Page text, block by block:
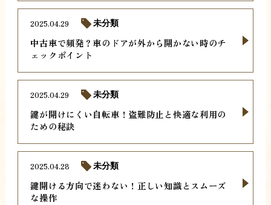
中古車で頻発？車のドアが外から開かない時のチ
ェックポイント
2025.04.29 未分類
鍵が開けにくい自転車！盗難防止と快適な利用の
ための秘訣
2025.04.29 未分類
鍵開ける方向で迷わない！正しい知識とスムーズ
な操作
2025.04.28 未分類